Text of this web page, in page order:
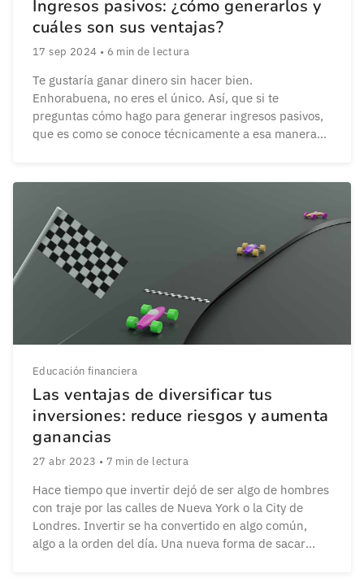
Ingresos pasivos: ¿cómo generarlos y
cuáles son sus ventajas?
17 sep 2024 • 6 min de lectura
Te gustaría ganar dinero sin hacer bien.
Enhorabuena, no eres el único. Así, que si te
preguntas cómo hago para generar ingresos pasivos,
que es como se conoce técnicamente a esa manera
pasivos; en este artículo […]
Educación financiera
Las ventajas de diversificar tus
inversiones: reduce riesgos y aumenta
ganancias
27 abr 2023 • 7 min de lectura
Hace tiempo que invertir dejó de ser algo de hombres
con traje por las calles de Nueva York o la City de
Londres. Invertir se ha convertido en algo común,
algo a la orden del día. Una nueva forma de sacar